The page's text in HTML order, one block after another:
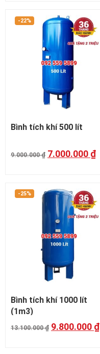
-22%
Bình tích khí 500 lít
9.000.000₫ 7.000.000 ₫
-25%
Bình tích khí 1000 lít
(1m3)
13.100.000₫ 9.800.000 ₫